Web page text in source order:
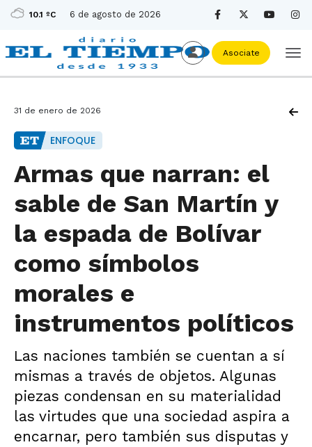
10.1 ºC 6 de agosto de 2026
Asociate
31 de enero de 2026
ENFOQUE
Armas que narran: el
sable de San Martín y
la espada de Bolívar
como símbolos
morales e
instrumentos políticos
Las naciones también se cuentan a sí
mismas a través de objetos. Algunas
piezas condensan en su materialidad
las virtudes que una sociedad aspira a
encarnar, pero también sus disputas y